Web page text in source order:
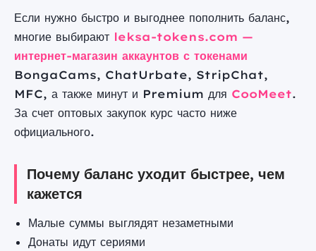
Если нужно быстро и выгоднее пополнить баланс,
многие выбирают leksa-tokens.com —
интернет-магазин аккаунтов с токенами
BongaCams, ChatUrbate, StripChat,
MFC, а также минут и Premium для CooMeet.
За счет оптовых закупок курс часто ниже
официального.
Почему баланс уходит быстрее, чем
кажется
Малые суммы выглядят незаметными
Донаты идут сериями